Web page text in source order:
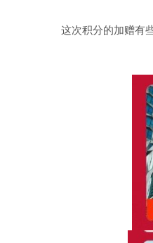
这次积分的加赠有